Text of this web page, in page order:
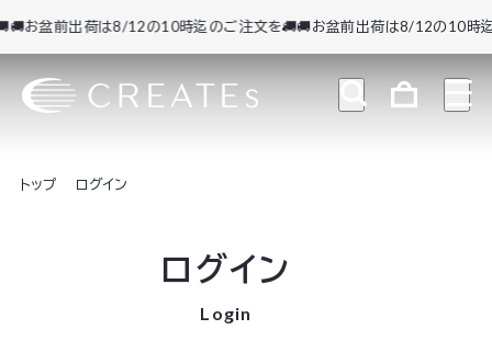
お盆前出荷は8/12の10時迄のご注文を🚚🚚お盆前出荷は8/12の10時迄
トップ ログイン
ログイン
Login